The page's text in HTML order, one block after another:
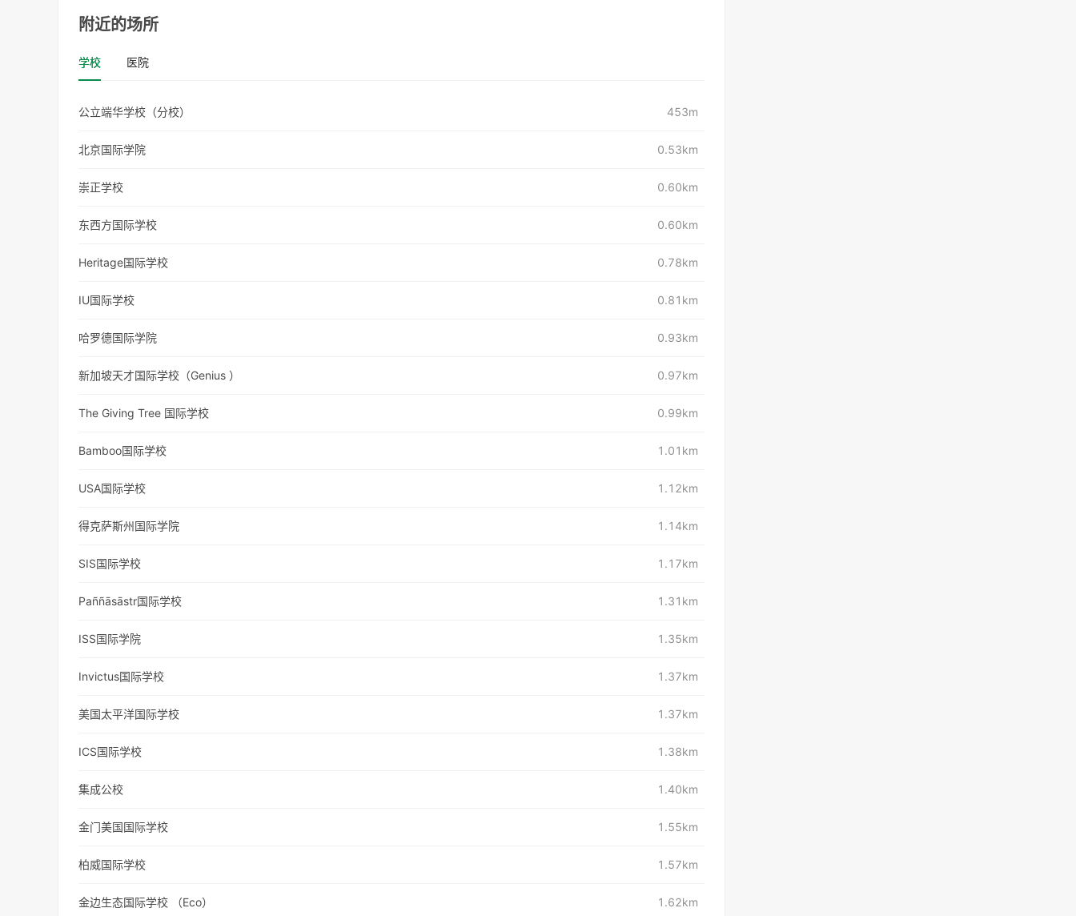
附近的场所
学校 医院
公立端华学校（分校） 453m
北京国际学院 0.53km
崇正学校 0.60km
东西方国际学校 0.60km
Heritage国际学校 0.78km
IU国际学校 0.81km
哈罗德国际学院 0.93km
新加坡天才国际学校（Genius ） 0.97km
The Giving Tree 国际学校 0.99km
Bamboo国际学校 1.01km
USA国际学校 1.12km
得克萨斯州国际学院 1.14km
SIS国际学校 1.17km
Paññāsāstr国际学校 1.31km
ISS国际学院 1.35km
Invictus国际学校 1.37km
美国太平洋国际学校 1.37km
ICS国际学校 1.38km
集成公校 1.40km
金门美国国际学校 1.55km
柏威国际学校 1.57km
金边生态国际学校 （Eco） 1.62km